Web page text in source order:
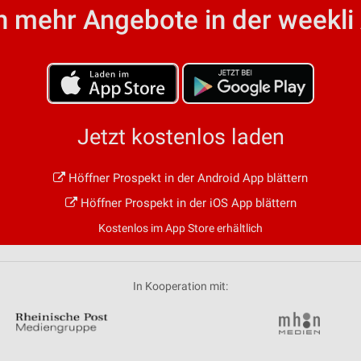
mehr Angebote in der weekli
Jetzt kostenlos laden
Höffner Prospekt in der Android App blättern
Höffner Prospekt in der iOS App blättern
Kostenlos im App Store erhältlich
In Kooperation mit: